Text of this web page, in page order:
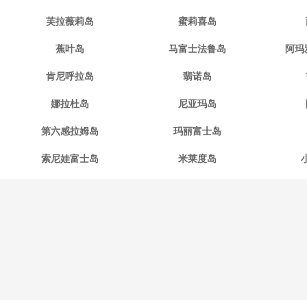
芙拉薇莉岛 蜜莉喜岛
蕉叶岛 马富士法鲁岛 阿
肯尼呼拉岛 翡诺岛
娜拉杜岛 尼亚玛岛
第六感拉姆岛 玛丽富士岛
索尼娃富士岛 米莱度岛